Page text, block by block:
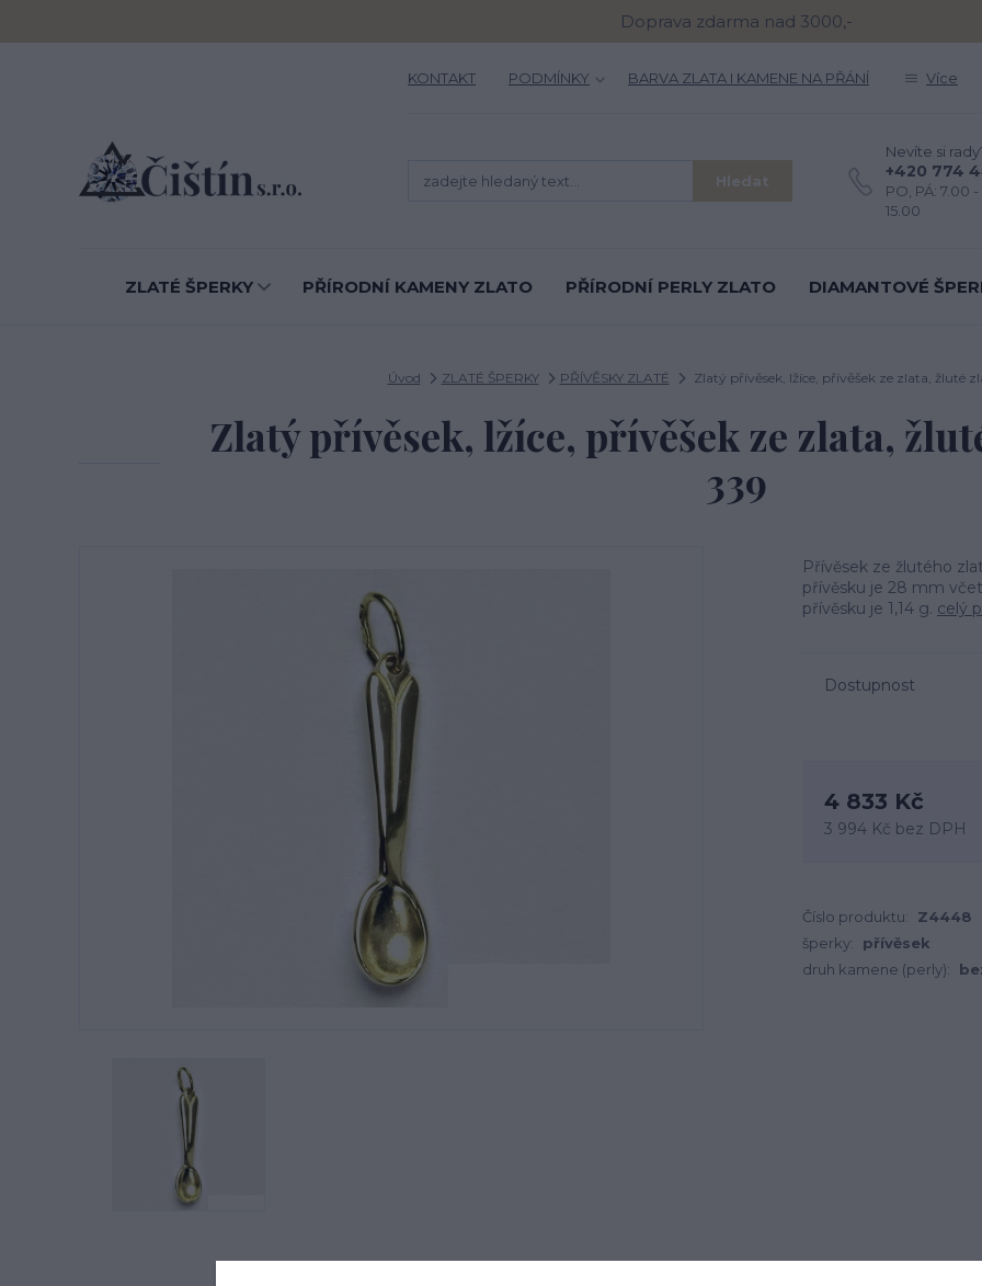
Doprava zdarma nad 3000,-
KONTAKT PODMÍNKY BARVA ZLATA I KAMENE NA PŘÁNÍ Více
Hledat
Nevíte si
+420 774
PO, PÁ: 7.00 -
15.00
ZLATÉ ŠPERKY PŘÍRODNÍ KAMENY ZLATO PŘÍRODNÍ PERLY ZLATO DIAMANTOVÉ
Úvod ZLATÉ ŠPERKY PŘÍVĚSKY ZLATÉ Zlatý přívěsek, lžíce, přívěšek ze zlata, žluté
Zlatý přívěsek, lžíce, přívěšek ze zlata,
339
Přívěsek ze žlutého
přívěsku je 28 mm
přívěsku je 1,14 g. celý
Dostupnost
4 833 Kč
3 994 Kč bez DPH
Číslo produktu: Z4448
šperky:
přívěsek
druh kamene (perly):